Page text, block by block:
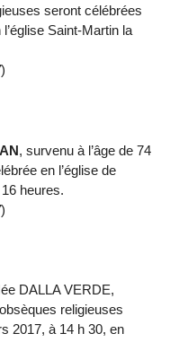
seront célébrées
Saint-Martin la
)
, survenu à l’âge de 74
en l’église de
heures.
)
DALLA VERDE,
religieuses
2017, à 14 h 30, en